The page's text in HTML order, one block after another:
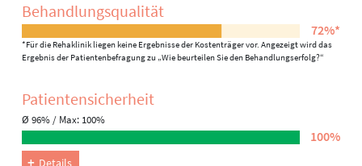
Behandlungs­qualität
72%*
*Für die Rehaklinik liegen keine Ergebnisse der Kostenträger vor. Angezeigt wird das
Ergebnis der Patientenbefragung zu „Wie beurteilen Sie den Behandlungserfolg?“
Patienten­sicherheit
Ø 96% / Max: 100%
100%
Details